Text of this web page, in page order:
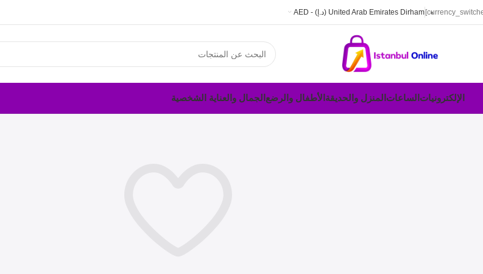
United Arab Emirates Dirham (د.إ) - AED
الإلكترونيات الساعات المنزل والحديقة الأطفال والرضع الجمال والعناية الشخصية